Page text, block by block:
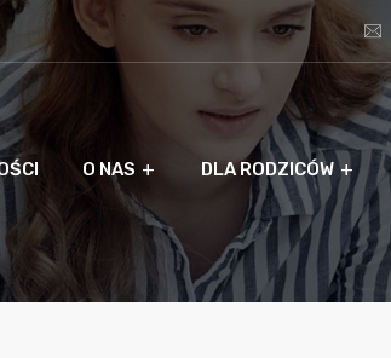
O NAS DLA RODZICÓW